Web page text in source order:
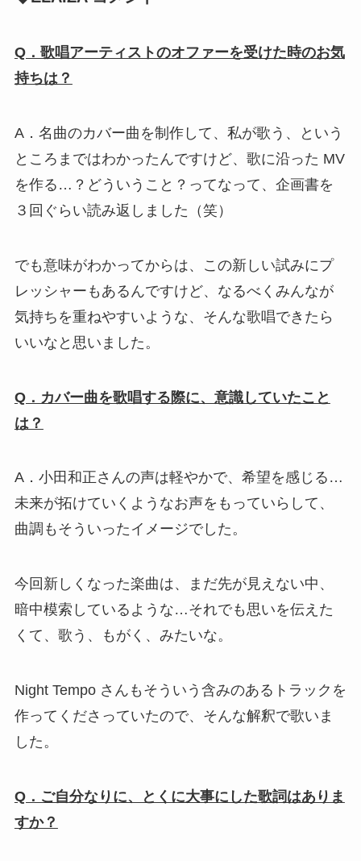
Q．歌唱アーティストのオファーを受けた時のお気
持ちは？
A．名曲のカバー曲を制作して、私が歌う、という
ところまではわかったんですけど、歌に沿った MV
を作る…？どういうこと？ってなって、企画書を
３回ぐらい読み返しました（笑）
でも意味がわかってからは、この新しい試みにプ
レッシャーもあるんですけど、なるべくみんなが
気持ちを重ねやすいような、そんな歌唱できたら
いいなと思いました。
Q．カバー曲を歌唱する際に、意識していたこと
は？
A．小田和正さんの声は軽やかで、希望を感じる…
未来が拓けていくようなお声をもっていらして、
曲調もそういったイメージでした。
今回新しくなった楽曲は、まだ先が見えない中、
暗中模索しているような…それでも思いを伝えた
くて、歌う、もがく、みたいな。
Night Tempo さんもそういう含みのあるトラックを
作ってくださっていたので、そんな解釈で歌いま
した。
Q．ご自分なりに、とくに大事にした歌詞はありま
すか？